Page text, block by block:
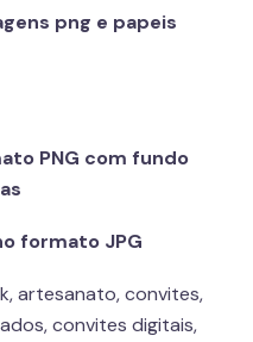
png e papeis
PNG com fundo
formato JPG
artesanato, convites,
convites digitais,